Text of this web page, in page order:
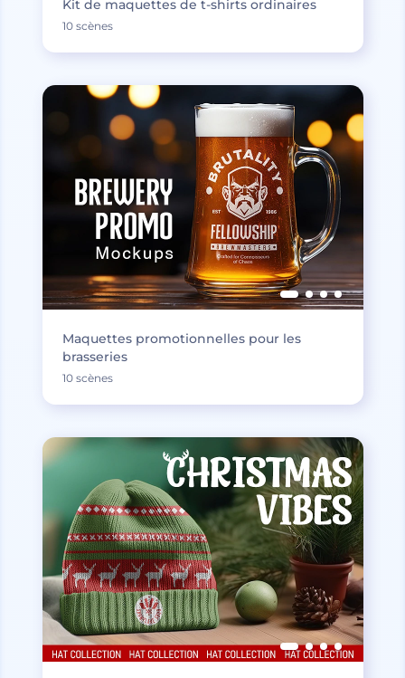
Kit de maquettes de t-shirts ordinaires
10 scènes
Maquettes promotionnelles pour les
brasseries
10 scènes